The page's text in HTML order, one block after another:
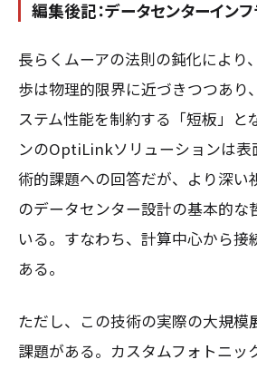
編集後記：データセンターイン
長らくムーアの法則の鈍化により
歩は物理的限界に近づきつつあり
ステム性能を制約する「短板」と
ンのOptiLinkソリューションは表
術的課題への回答だが、より深い
のデータセンター設計の基本的な
いる。すなわち、計算中心から接
ある。
ただし、この技術の実際の大規模
課題がある。カスタムフォトニッ